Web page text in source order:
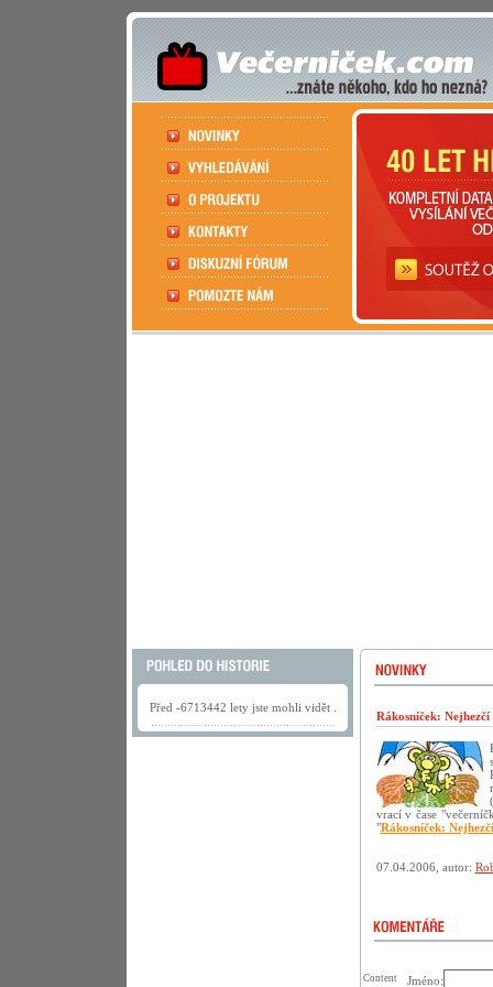
Před -6713442 lety jste mohli vidět .
Rákosníček:
vrací v čase
"Rákosníček:
07.04.2006, autor:
Jméno:
Content